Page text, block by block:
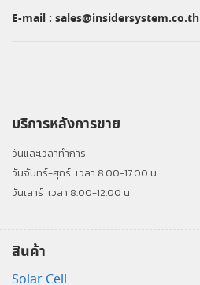
E-mail : sales@insidersystem.co.th
บริการหลังการขาย
วันและเวลาทำการ
วันจันทร์-ศุกร์ เวลา 8.00-17.00 น.
วันเสาร์ เวลา 8.00-12.00 น
สินค้า
Solar Cell